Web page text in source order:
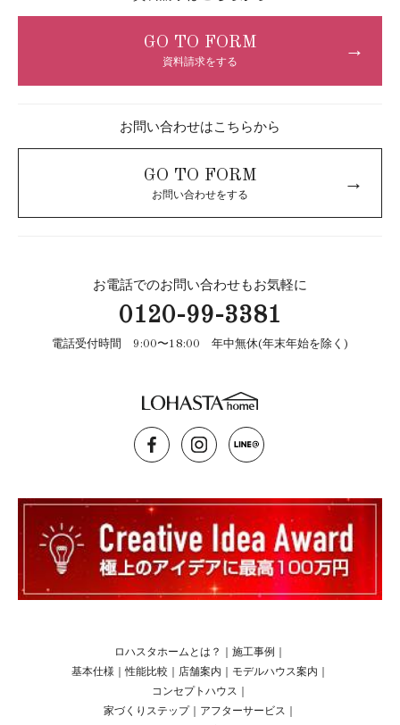
GO TO FORM
資料請求をする
→
お問い合わせはこちらから
GO TO FORM
お問い合わせをする
→
お電話でのお問い合わせもお気軽に
0120-99-3381
電話受付時間 9:00〜18:00 年中無休(年末年始を除く)
ロハスタホームとは？ 施工事例
基本仕様 ｜性能比較 店舗案内 モデルハウス案内
コンセプトハウス
家づくりステップ
アフターサービス